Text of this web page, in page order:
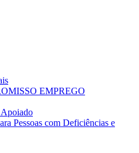
EMPREGO
Pessoas com Deficiências e